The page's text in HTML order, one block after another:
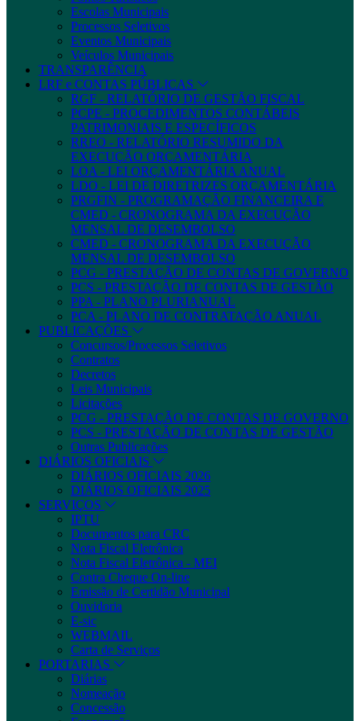
Escolas Municipais
Processos Seletivos
Eventos Municipais
Veículos Municipais
TRANSPARÊNCIA
LRF e CONTAS PÚBLICAS
RGF - RELATÓRIO DE GESTÃO FISCAL
PCPE - PROCEDIMENTOS CONTÁBEIS
PATRIMONIAIS E ESPECÍFICOS
RREO - RELATÓRIO RESUMIDO DA
EXECUÇÃO ORÇAMENTÁRIA
LOA - LEI ORÇAMENTÁRIA ANUAL
LDO - LEI DE DIRETRIZES ORÇAMENTÁRIA
PRGFIN - PROGRAMAÇÃO FINANCEIRA E
CMED - CRONOGRAMA DA EXECUÇÃO
MENSAL DE DESEMBOLSO
CMED - CRONOGRAMA DA EXECUÇÃO
MENSAL DE DESEMBOLSO
PCG - PRESTAÇÃO DE CONTAS DE GOVERNO
PCS - PRESTAÇÃO DE CONTAS DE GESTÃO
PPA - PLANO PLURIANUAL
PCA - PLANO DE CONTRATAÇÃO ANUAL
PUBLICAÇÕES
Concursos/Processos Seletivos
Contratos
Decretos
Leis Municipais
Licitações
PCG - PRESTAÇÃO DE CONTAS DE GOVERNO
PCS - PRESTAÇÃO DE CONTAS DE GESTÃO
Outras Publicações
DIÁRIOS OFICIAIS
DIÁRIOS OFICIAIS 2026
DIÁRIOS OFICIAIS 2025
SERVIÇOS
IPTU
Documentos para CRC
Nota Fiscal Eletrônica
Nota Fiscal Eletrônica - MEI
Contra Cheque On-line
Emissão de Certidão Municipal
Ouvidoria
E-sic
WEBMAIL
Carta de Serviços
PORTARIAS
Diárias
Nomeação
Concessão